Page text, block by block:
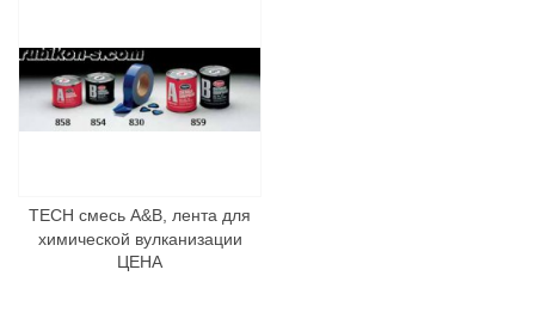
TECH смесь A&B, лента для
химической вулканизации
ЦЕНА